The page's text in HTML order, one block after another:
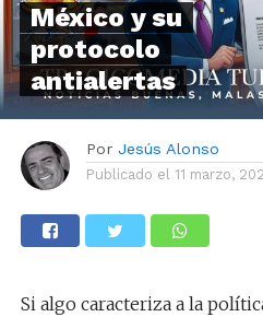
México y su
protocolo
antialertas
Por Jesús Alonso
Publicado el 11 marzo,
Si algo caracteriza a la